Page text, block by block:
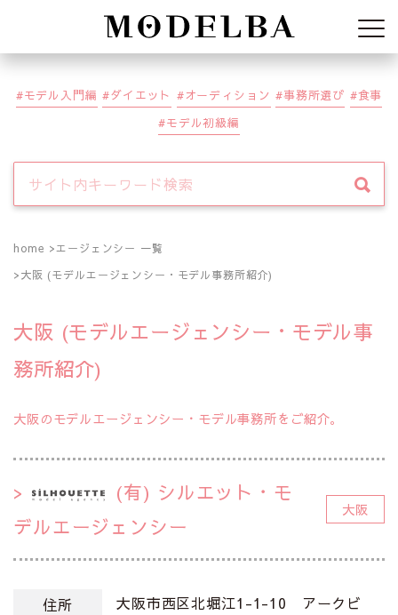
Modelba
モデル入門編 ダイエット オーディション 事務所選び
食事
モデル初級編
home
エージェンシー 一覧
大阪 (モデルエージェンシー・モデル事務所紹介)
大阪 (モデルエージェンシー・モデル事
務所紹介)
大阪のモデルエージェンシー・モデル事務所をご紹介。
(有) シルエット・モ
デルエージェンシー
大阪
住所
大阪市西区北堀江1-1-10 アークビ